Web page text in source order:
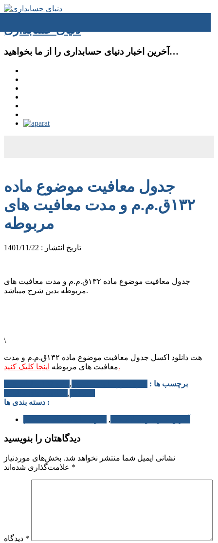
دنیای حسابداری
آخرین اخبار دنیای حسابداری را از ما بخواهید…
جدول معافیت موضوع ماده
۱۳۲ق.م.م و مدت معافیت های
مربوطه
تاریخ انتشار : 1401/11/22
جدول معافیت موضوع ماده ۱۳۲ق.م.م و مدت معافیت های
مربوطه بدین شرح میباشد.
\
هت دانلود اکسل جدول معافیت موضوع ماده ۱۳۲ق.م.م و مدت
معافیت های مربوطهاینجا کلیک کنید.
برچسب ها : ,
,
دسته بندی ها :
,
دیدگاهتان را بنویسید
نشانی ایمیل شما منتشر نخواهد شد. بخش‌های موردنیاز
*
*